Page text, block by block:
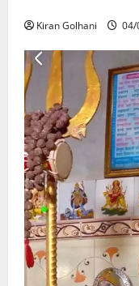
Kiran Golhani 04/